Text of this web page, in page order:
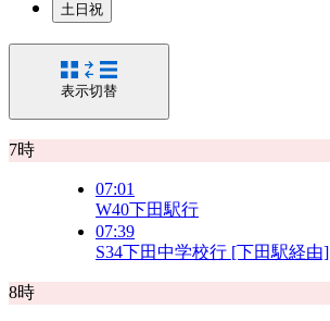
土日祝
表示切替
7時
07:01
W40下田駅行
07:39
S34下田中学校行 [下田駅経由]
8時